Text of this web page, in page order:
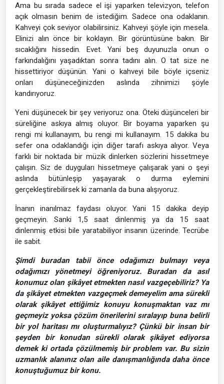
Ama bu sırada sadece el işi yaparken televizyon, telefon
açık olmasın benim de istediğim. Sadece ona odaklanın.
Kahveyi çok seviyor olabilirsiniz. Kahveyi şöyle için mesela.
Elinizi alın önce bir koklayın. Bir görüntüsüne bakın. Bir
sıcaklığını hissedin. Evet. Yani beş duyunuzla onun o
farkındalığını yaşadıktan sonra tadını alın. O tat size ne
hissettiriyor düşünün. Yani o kahveyi bile böyle içseniz
onları düşüneceğinizden aslında zihnimizi şöyle
kandırıyoruz.
Yeni düşünecek bir şey veriyoruz ona. Öteki düşünceleri bir
süreliğine askıya almış oluyor. Bir boyama yaparken şu
rengi mi kullanayım, bu rengi mi kullanayım. 15 dakika bu
sefer ona odaklandığı için diğer tarafı askıya alıyor. Veya
farklı bir noktada bir müzik dinlerken sözlerini hissetmeye
çalışın. Siz de duyguları hissetmeye çalışarak yani o şeyi
aslında bütünleşip yaşayarak o durma eylemini
gerçekleştirebilirsek ki zamanla da buna alışıyoruz.
İnanın inanılmaz faydası oluyor. Yani 15 dakika deyip
geçmeyin. Sanki 1,5 saat dinlenmiş ya da 15 saat
dinlenmiş etkisi bile yaratabiliyor insanın üzerinde. Tecrübe
ile sabit.
Şimdi buradan tabii önce odağımızı bulmayı veya
odağımızı yönetmeyi öğreniyoruz. Buradan da asıl
konumuz olan şikâyet etmekten nasıl vazgeçebiliriz? Ya
da şikâyet etmekten vazgeçmek demeyelim ama sürekli
olarak şikâyet ettiğimiz konuyu konuşmaktan vaz mı
geçmeyiz yoksa çözüm önerilerini sıralayıp buna belirli
bir yol haritası mı oluşturmalıyız? Çünkü bir insan bir
şeyden bir konudan sürekli olarak şikâyet ediyorsa
demek ki ortada çözülmemiş bir problem var. Bu sizin
uzmanlık alanınız olan aile danışmanlığında daha önce
konuştuğumuz bir konu.